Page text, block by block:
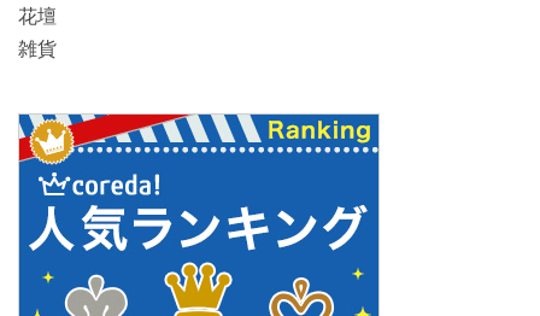
花壇
雑貨